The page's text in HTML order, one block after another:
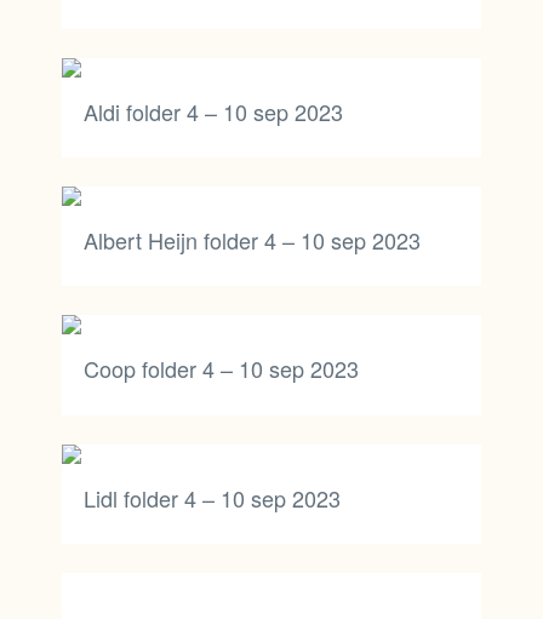
Aldi folder 4 – 10 sep 2023
Albert Heijn folder 4 – 10 sep 2023
Coop folder 4 – 10 sep 2023
Lidl folder 4 – 10 sep 2023